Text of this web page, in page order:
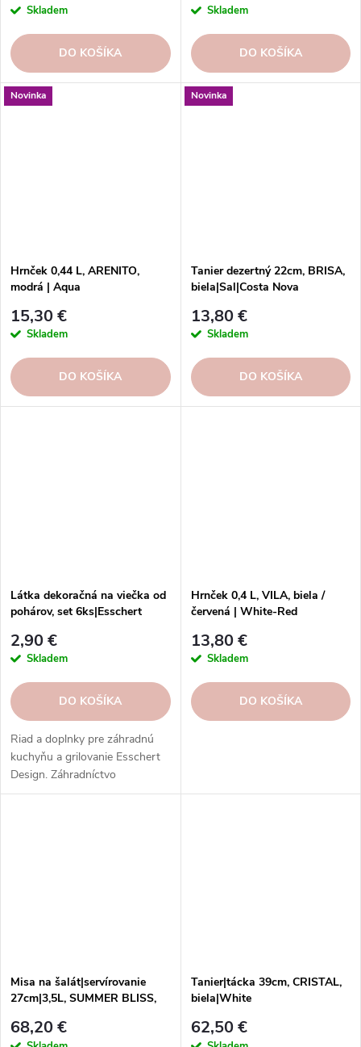
Skladem
DO KOŠÍKA
Skladem
DO KOŠÍKA
Novinka
Hrnček 0,44 L, ARENITO,
modrá | Aqua
15,30 €
Skladem
DO KOŠÍKA
Novinka
Tanier dezertný 22cm, BRISA,
biela|Sal|Costa Nova
13,80 €
Skladem
DO KOŠÍKA
Látka dekoračná na viečka od
pohárov, set 6ks|Esschert
2,90 €
Skladem
DO KOŠÍKA
Riad a doplnky pre záhradnú
kuchyňu a grilovanie Esschert
Design. Záhradníctvo
inšpirované prírodou. Kvalitné a
Hrnček 0,4 L, VILA, biela /
červená | White-Red
13,80 €
Skladem
DO KOŠÍKA
Misa na šalát|servírovanie
27cm|3,5L, SUMMER BLISS,
68,20 €
Tanier|tácka 39cm, CRISTAL,
biela|White
62,50 €